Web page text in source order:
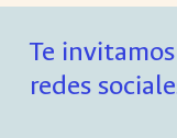
Te
redes